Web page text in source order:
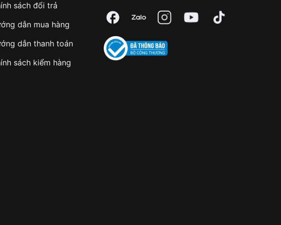
sách đổi trả
dẫn mua hàng
dẫn thanh toán
sách kiểm hàng